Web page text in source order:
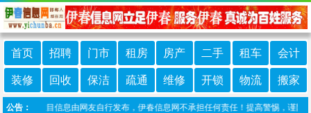
首页 招聘 门市 租房 房产 二手 租车 会计
装修 回收 保洁 疏通 维修 开锁 物流 搬家
公告：
明：本栏目信息由网友自行发布，伊春信息网不承担任何责任！提高警惕，谨防诈